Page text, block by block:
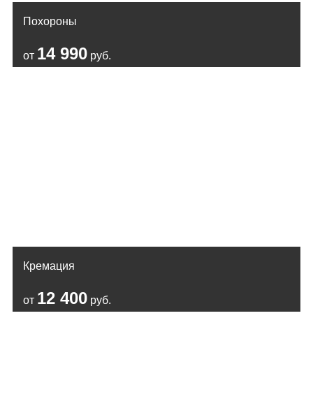
Похороны
от 14 990 руб.
Кремация
от 12 400 руб.